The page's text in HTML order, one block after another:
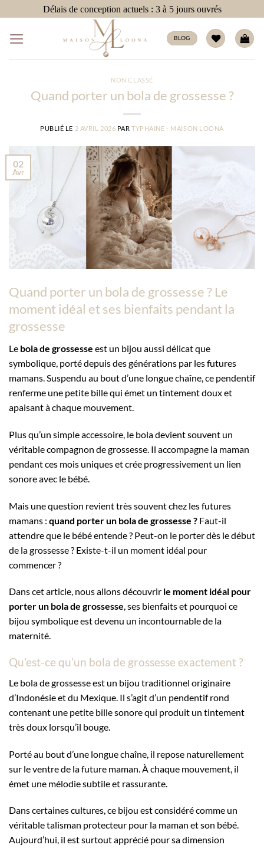
au
contenu
Délais de conception actuels : 3 à 5 jours ouvrés
BLOG
NON CLASSÉ
Quand porter un bola de grossesse ?
PUBLIÉ LE 2 AVRIL 2026 PARTYPHAINE - MAISON LOONA
02
Avr
Quand porter un bola de grossesse ? Le
moment idéal et ses bienfaits pendant la
grossesse
Le bola de grossesse est un bijou aussi délicat que
symbolique, porté depuis des générations par les futures
mamans. Suspendu au bout d’une longue chaîne, ce pendentif
renferme une petite bille qui émet un tintement doux et
apaisant à chaque mouvement.
Plus qu’un simple accessoire, le bola devient souvent un
véritable compagnon de grossesse. Il accompagne la maman
pendant ces mois uniques et crée progressivement un lien
sonore avec le bébé.
Mais une question revient très souvent chez les futures
mamans : quand porter un bola de grossesse ? Faut-il
attendre que le bébé entende ? Peut-on le porter dès le début
de la grossesse ? Existe-t-il un moment idéal pour
commencer ?
Dans cet article, nous allons découvrir le moment idéal pour
porter un bola de grossesse, ses bienfaits et pourquoi ce
bijou symbolique est devenu un incontournable de la
maternité.
Qu’est-ce qu’un bola de grossesse exactement ?
Le bola de grossesse est un bijou traditionnel originaire
d’Indonésie et du Mexique. Il s’agit d’un pendentif rond
contenant une petite bille sonore qui produit un tintement
très doux lorsqu’il bouge.
Porté au bout d’une longue chaîne, il repose naturellement
sur le ventre de la future maman. À chaque mouvement, il
émet une mélodie subtile et rassurante.
Dans certaines cultures, ce bijou est considéré comme un
véritable talisman protecteur pour la maman et son bébé.
Aujourd’hui, il est surtout apprécié pour sa dimension